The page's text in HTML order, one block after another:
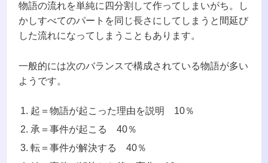
物語の流れを単純に四分割して作ってしまいがち。し
かしすべてのパートを同じ長さにしてしまうと間延び
した流れになってしまうこともあります。
一般的には次のバランスで構成されている物語が多い
ようです。
起＝物語が起こった理由を説明 10％
承＝事件が起こる 40％
転＝事件が解決する 40％